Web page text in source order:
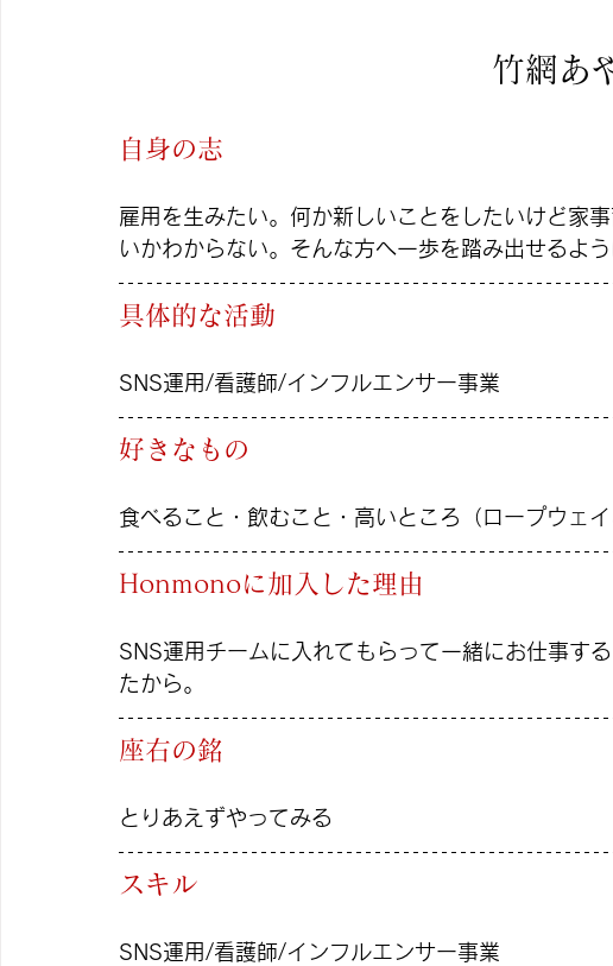
竹網あ
自身の志
雇用を生みたい。何か新しいことをしたいけど家
いかわからない。そんな方へ一歩を踏み出せるよ
具体的な活動
SNS運用/看護師/インフルエンサー事業
好きなもの
食べること・飲むこと・高いところ（ロープウェイ
Honmonoに加入した理由
SNS運用チームに入れてもらって一緒にお仕事す
たから。
座右の銘
とりあえずやってみる
スキル
SNS運用/看護師/インフルエンサー事業